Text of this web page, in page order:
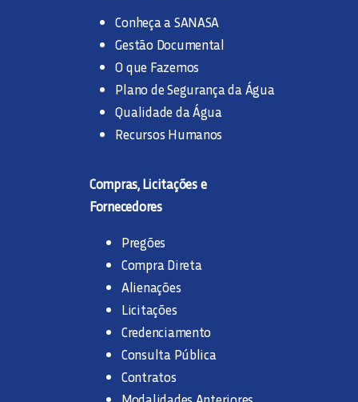
Conheça a SANASA
Gestão Documental
O que Fazemos
Plano de Segurança da Água
Qualidade da Água
Recursos Humanos
Compras, Licitações e
Fornecedores
Pregões
Compra Direta
Alienações
Licitações
Credenciamento
Consulta Pública
Contratos